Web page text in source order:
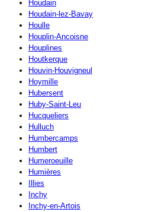
Houdain
Houdain-lez-Bavay
Houlle
Houplin-Ancoisne
Houplines
Houtkerque
Houvin-Houvigneul
Hoymille
Hubersent
Huby-Saint-Leu
Hucqueliers
Hulluch
Humbercamps
Humbert
Humeroeuille
Humières
Illies
Inchy
Inchy-en-Artois